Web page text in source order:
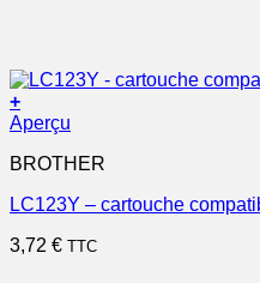
+
Aperçu
BROTHER
LC123Y – cartouche
3,72 € TTC